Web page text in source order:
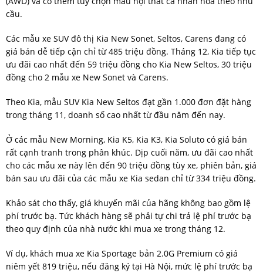
cầu.
Các mẫu xe SUV đô thị Kia New Sonet, Seltos, Carens đang có
giá bán dễ tiếp cận chỉ từ 485 triệu đồng. Tháng 12, Kia tiếp tục
ưu đãi cao nhất đến 59 triệu đồng cho Kia New Seltos, 30 triệu
đồng cho 2 mẫu xe New Sonet và Carens.
Theo Kia, mẫu SUV Kia New Seltos đạt gần 1.000 đơn đặt hàng
trong tháng 11, doanh số cao nhất từ đầu năm đến nay.
Ở các mẫu New Morning, Kia K5, Kia K3, Kia Soluto có giá bán
rất cạnh tranh trong phân khúc. Dịp cuối năm, ưu đãi cao nhất
cho các mẫu xe này lên đến 90 triệu đồng tùy xe, phiên bản, giá
bán sau ưu đãi của các mẫu xe Kia sedan chỉ từ 334 triệu đồng.
Khảo sát cho thấy, giá khuyến mãi của hãng không bao gồm lệ
phí trước bạ. Tức khách hàng sẽ phải tự chi trả lệ phí trước bạ
theo quy định của nhà nước khi mua xe trong tháng 12.
Ví dụ, khách mua xe Kia Sportage bản 2.0G Premium có giá
niêm yết 819 triệu, nếu đăng ký tại Hà Nội, mức lệ phí trước bạ